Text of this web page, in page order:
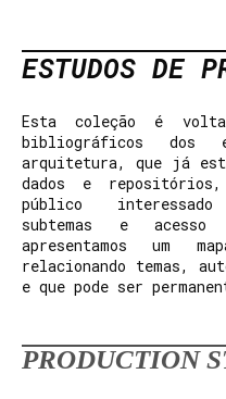
ESTUDOS DE
Esta coleção é
bibliográficos dos
arquitetura, que já
dados e
público
subtemas e acesso
apresentamos um
relacionando temas,
e que pode ser
PRODUCTION